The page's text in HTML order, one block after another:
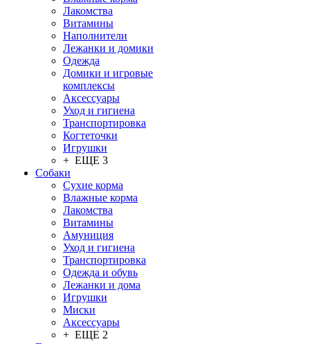
Лакомства
Витамины
Наполнители
Лежанки и домики
Одежда
Домики и игровые
комплексы
Аксессуары
Уход и гигиена
Транспортировка
Когтеточки
Игрушки
+ ЕЩЕ 3
Собаки
Сухие корма
Влажные корма
Лакомства
Витамины
Амуниция
Уход и гигиена
Транспортировка
Одежда и обувь
Лежанки и дома
Игрушки
Миски
Аксессуары
+ ЕЩЕ 2